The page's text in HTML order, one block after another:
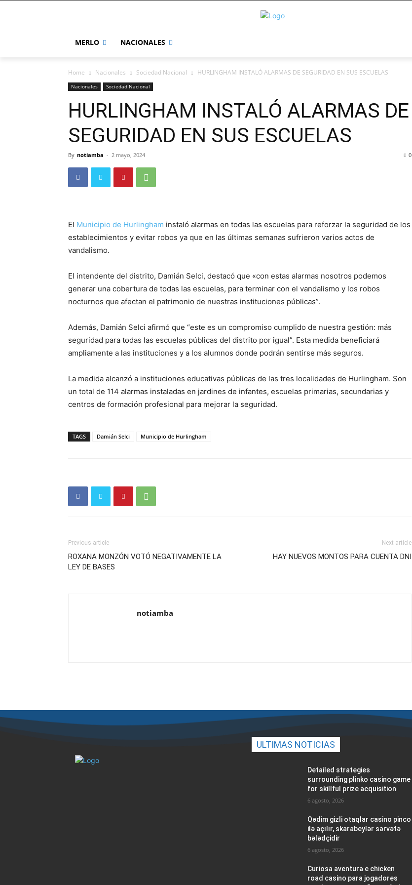
MERLO NACIONALES
Home Nacionales Sociedad Nacional HURLINGHAM INSTALÓ ALARMAS DE SEGURIDAD EN SUS ESCUELAS
Nacionales Sociedad Nacional
HURLINGHAM INSTALÓ ALARMAS DE
SEGURIDAD EN SUS ESCUELAS
By notiamba - 2 mayo, 2024 0
El Municipio de Hurlingham instaló alarmas en todas las escuelas para reforzar la seguridad de los
establecimientos y evitar robos ya que en las últimas semanas sufrieron varios actos de
vandalismo.
El intendente del distrito, Damián Selci, destacó que «con estas alarmas nosotros podemos
generar una cobertura de todas las escuelas, para terminar con el vandalismo y los robos
nocturnos que afectan el patrimonio de nuestras instituciones públicas”.
Además, Damián Selci afirmó que “este es un compromiso cumplido de nuestra gestión: más
seguridad para todas las escuelas públicas del distrito por igual”. Esta medida beneficiará
ampliamente a las instituciones y a los alumnos donde podrán sentirse más seguros.
La medida alcanzó a instituciones educativas públicas de las tres localidades de Hurlingham. Son
un total de 114 alarmas instaladas en jardines de infantes, escuelas primarias, secundarias y
centros de formación profesional para mejorar la seguridad.
TAGS Damián Selci Municipio de Hurlingham
Previous article
ROXANA MONZÓN VOTÓ NEGATIVAMENTE LA
LEY DE BASES
Next article
HAY NUEVOS MONTOS PARA CUENTA DNI
notiamba
ULTIMAS NOTICIAS
Detailed strategies
surrounding plinko casino game
for skillful prize acquisition
6 agosto, 2026
Qədim gizli otaqlar casino pinco
ilə açılır, skarabeylər sərvətə
bələdçidir
6 agosto, 2026
Curiosa aventura e chicken
road casino para jogadores